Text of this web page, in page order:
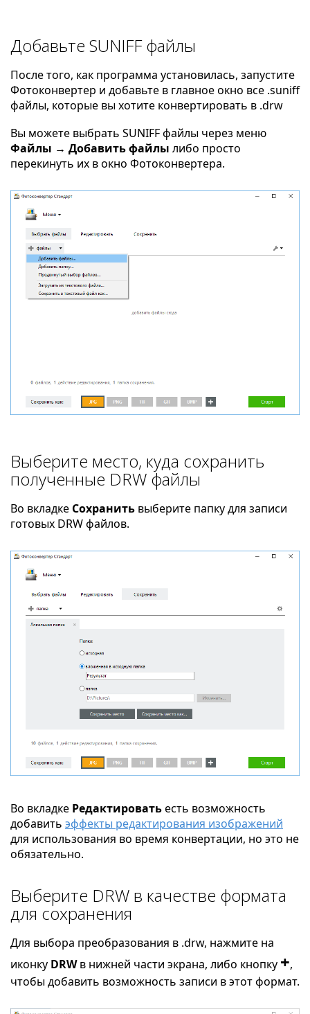
Добавьте SUNIFF файлы
После того, как программа установилась, запустите
Фотоконвертер и добавьте в главное окно все .suniff
файлы, которые вы хотите конвертировать в .drw
Вы можете выбрать SUNIFF файлы через меню
Файлы → Добавить файлы либо просто
перекинуть их в окно Фотоконвертера.
Выберите место, куда сохранить
полученные DRW файлы
Во вкладке Сохранить выберите папку для записи
готовых DRW файлов.
Во вкладке Редактироватьесть возможность
добавить эффекты редактирования изображений
для использования во время конвертации, но это не
обязательно.
Выберите DRW в качестве формата
для сохранения
Для выбора преобразования в .drw, нажмите на
иконку DRWв нижней части экрана, либо кнопку +,
чтобы добавить возможность записи в этот формат.